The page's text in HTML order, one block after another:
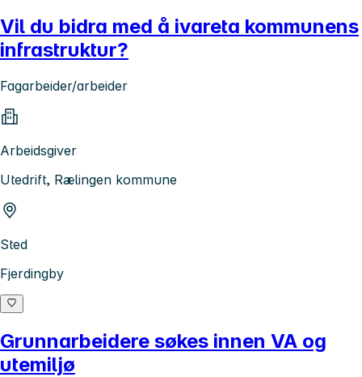
Vil du bidra med å ivareta kommunens
infrastruktur?
Fagarbeider/arbeider
Arbeidsgiver
Utedrift, Rælingen kommune
Sted
Fjerdingby
Grunnarbeidere søkes innen VA og
utemiljø